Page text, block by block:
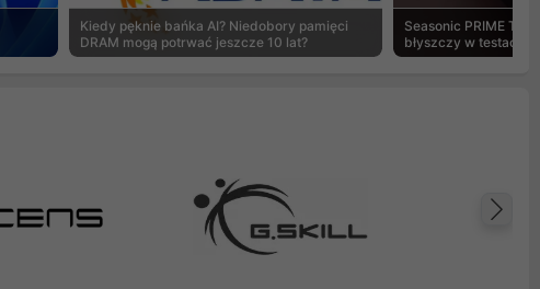
Kiedy pęknie bańka AI? Niedobory pamięci
DRAM mogą potrwać jeszcze 10 lat?
Seasonic PRIME
błyszczy w testach